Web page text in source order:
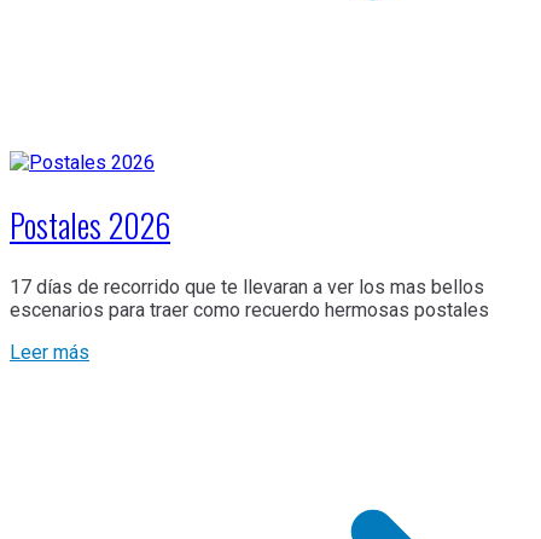
Postales 2026
17 días de recorrido que te llevaran a ver los mas bellos
escenarios para traer como recuerdo hermosas postales
Leer más